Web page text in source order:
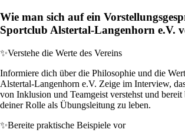
Wie man sich auf ein
Sportclub Alstertal-Langenhorn e.V.
✨Verstehe die Werte des Vereins
Informiere dich über die Philosophie und die
Alstertal-Langenhorn e.V. Zeige im Interview,
von Inklusion und Teamgeist verstehst und bereit
deiner Rolle als Übungsleitung zu leben.
✨Bereite praktische Beispiele vor